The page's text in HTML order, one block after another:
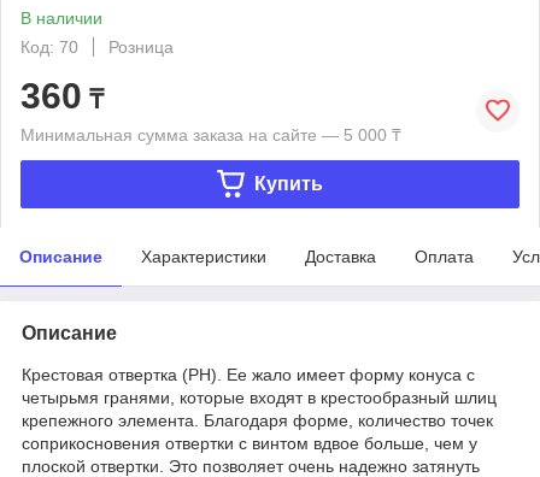
В наличии
Код: 70
Розница
360 ₸
Минимальная сумма заказа на сайте — 5 000 ₸
Купить
Описание Характеристики Доставка Оплата
Описание
Крестовая отвертка (PH). Ее жало имеет форму конуса с
четырьмя гранями, которые входят в крестообразный шлиц
крепежного элемента. Благодаря форме, количество точек
соприкосновения отвертки с винтом вдвое больше, чем у
плоской отвертки. Это позволяет очень надежно затянуть